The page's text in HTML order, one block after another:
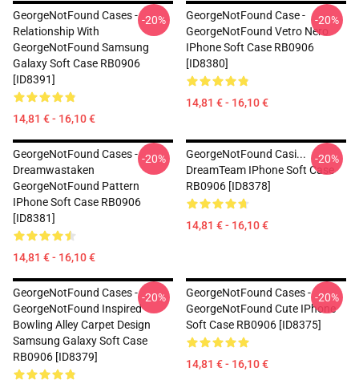
GeorgeNotFound Cases -
Relationship With
GeorgeNotFound Samsung
Galaxy Soft Case RB0906
[ID8391]
14,81 € - 16,10 €
-20%
GeorgeNotFound Case -
GeorgeNotFound Vetro Nero
IPhone Soft Case RB0906
[ID8380]
14,81 € - 16,10 €
-20%
GeorgeNotFound Cases -
Dreamwastaken
GeorgeNotFound Pattern
IPhone Soft Case RB0906
[ID8381]
14,81 € - 16,10 €
-20%
GeorgeNotFound Casi...
DreamTeam IPhone Soft Case
RB0906 [ID8378]
14,81 € - 16,10 €
-20%
GeorgeNotFound Cases -
GeorgeNotFound Inspired
Bowling Alley Carpet Design
Samsung Galaxy Soft Case
RB0906 [ID8379]
-20%
GeorgeNotFound Cases -
GeorgeNotFound Cute IPhone
Soft Case RB0906 [ID8375]
14,81 € - 16,10 €
-20%